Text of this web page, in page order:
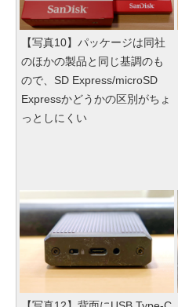
【写真10】パッケージは同社
のほかの製品と同じ基調のも
ので、SD Express/microSD
Expressかどうかの区別がちょ
っとしにくい